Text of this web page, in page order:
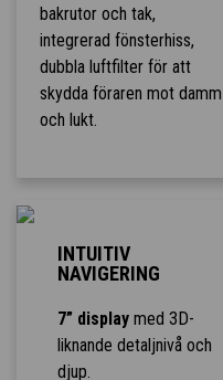
bakrutor och tak,
integrerad fönsterhiss,
dubbla luftfilter för att
skydda föraren mot damm
och lukt.
INTUITIV
NAVIGERING
7” displaymed 3D-
liknande detaljnivå och
djup.